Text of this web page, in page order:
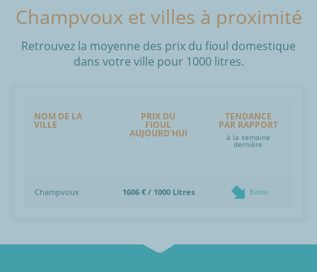
Champvoux et villes à proximité
Retrouvez la moyenne des prix du fioul domestique
dans votre ville pour 1000 litres.
NOM DE LA
VILLE
PRIX DU
FIOUL
AUJOURD'HUI
TENDANCE
PAR RAPPORT
à la semaine
dernière
Champvoux 1606 € / 1000 Litres Baisse